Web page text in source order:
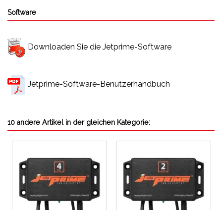
Software
Downloaden Sie die Jetprime-Software
Jetprime-Software-Benutzerhandbuch
10 andere Artikel in der gleichen Kategorie: